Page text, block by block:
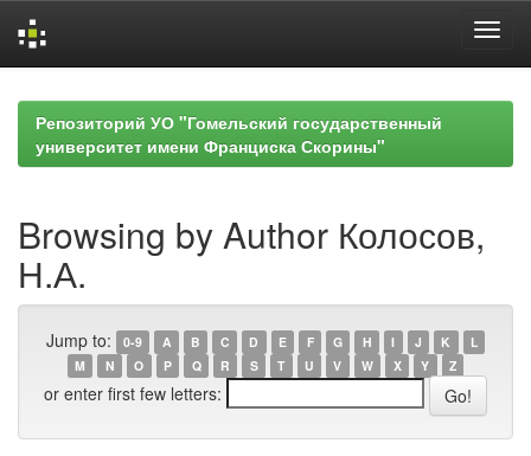
navigationРепозиторий УО "Гомельский государственный
университет имени Франциска Скорины"
Browsing by Author Колосов,
Н.А.
Jump to: 0-9 A B C D E F G H I J K
L
M
N O P Q R S T U V W X Y Z
or enter first few letters: